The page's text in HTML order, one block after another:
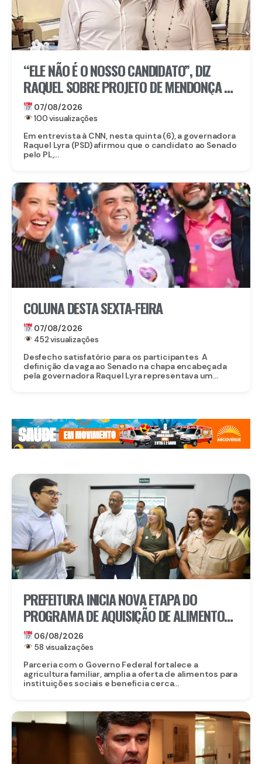
“ELE NÃO É O NOSSO CANDIDATO”, DIZ
RAQUEL SOBRE PROJETO DE MENDONÇA AO
SENADO
07/08/2026
100 visualizações
Em entrevista à CNN, nesta quinta (6), a governadora
Raquel Lyra (PSD) afirmou que o candidato ao Senado
pelo PL,...
COLUNA DESTA SEXTA-FEIRA
07/08/2026
452 visualizações
Desfecho satisfatório para os participantes A
definição da vaga ao Senado na chapa encabeçada
pela governadora Raquel Lyra representava um...
PREFEITURA INICIA NOVA ETAPA DO
PROGRAMA DE AQUISIÇÃO DE ALIMENTOS E
ANUNCIA CRIAÇÃO DO PAA RECIFE
06/08/2026
58 visualizações
Parceria com o Governo Federal fortalece a
agricultura familiar, amplia a oferta de alimentos para
instituições sociais e beneficia cerca...